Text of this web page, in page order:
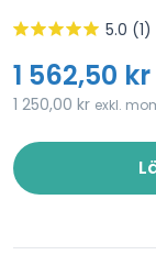
5.0 (1)
1 562,50 kr
1 250,00 kr exkl.